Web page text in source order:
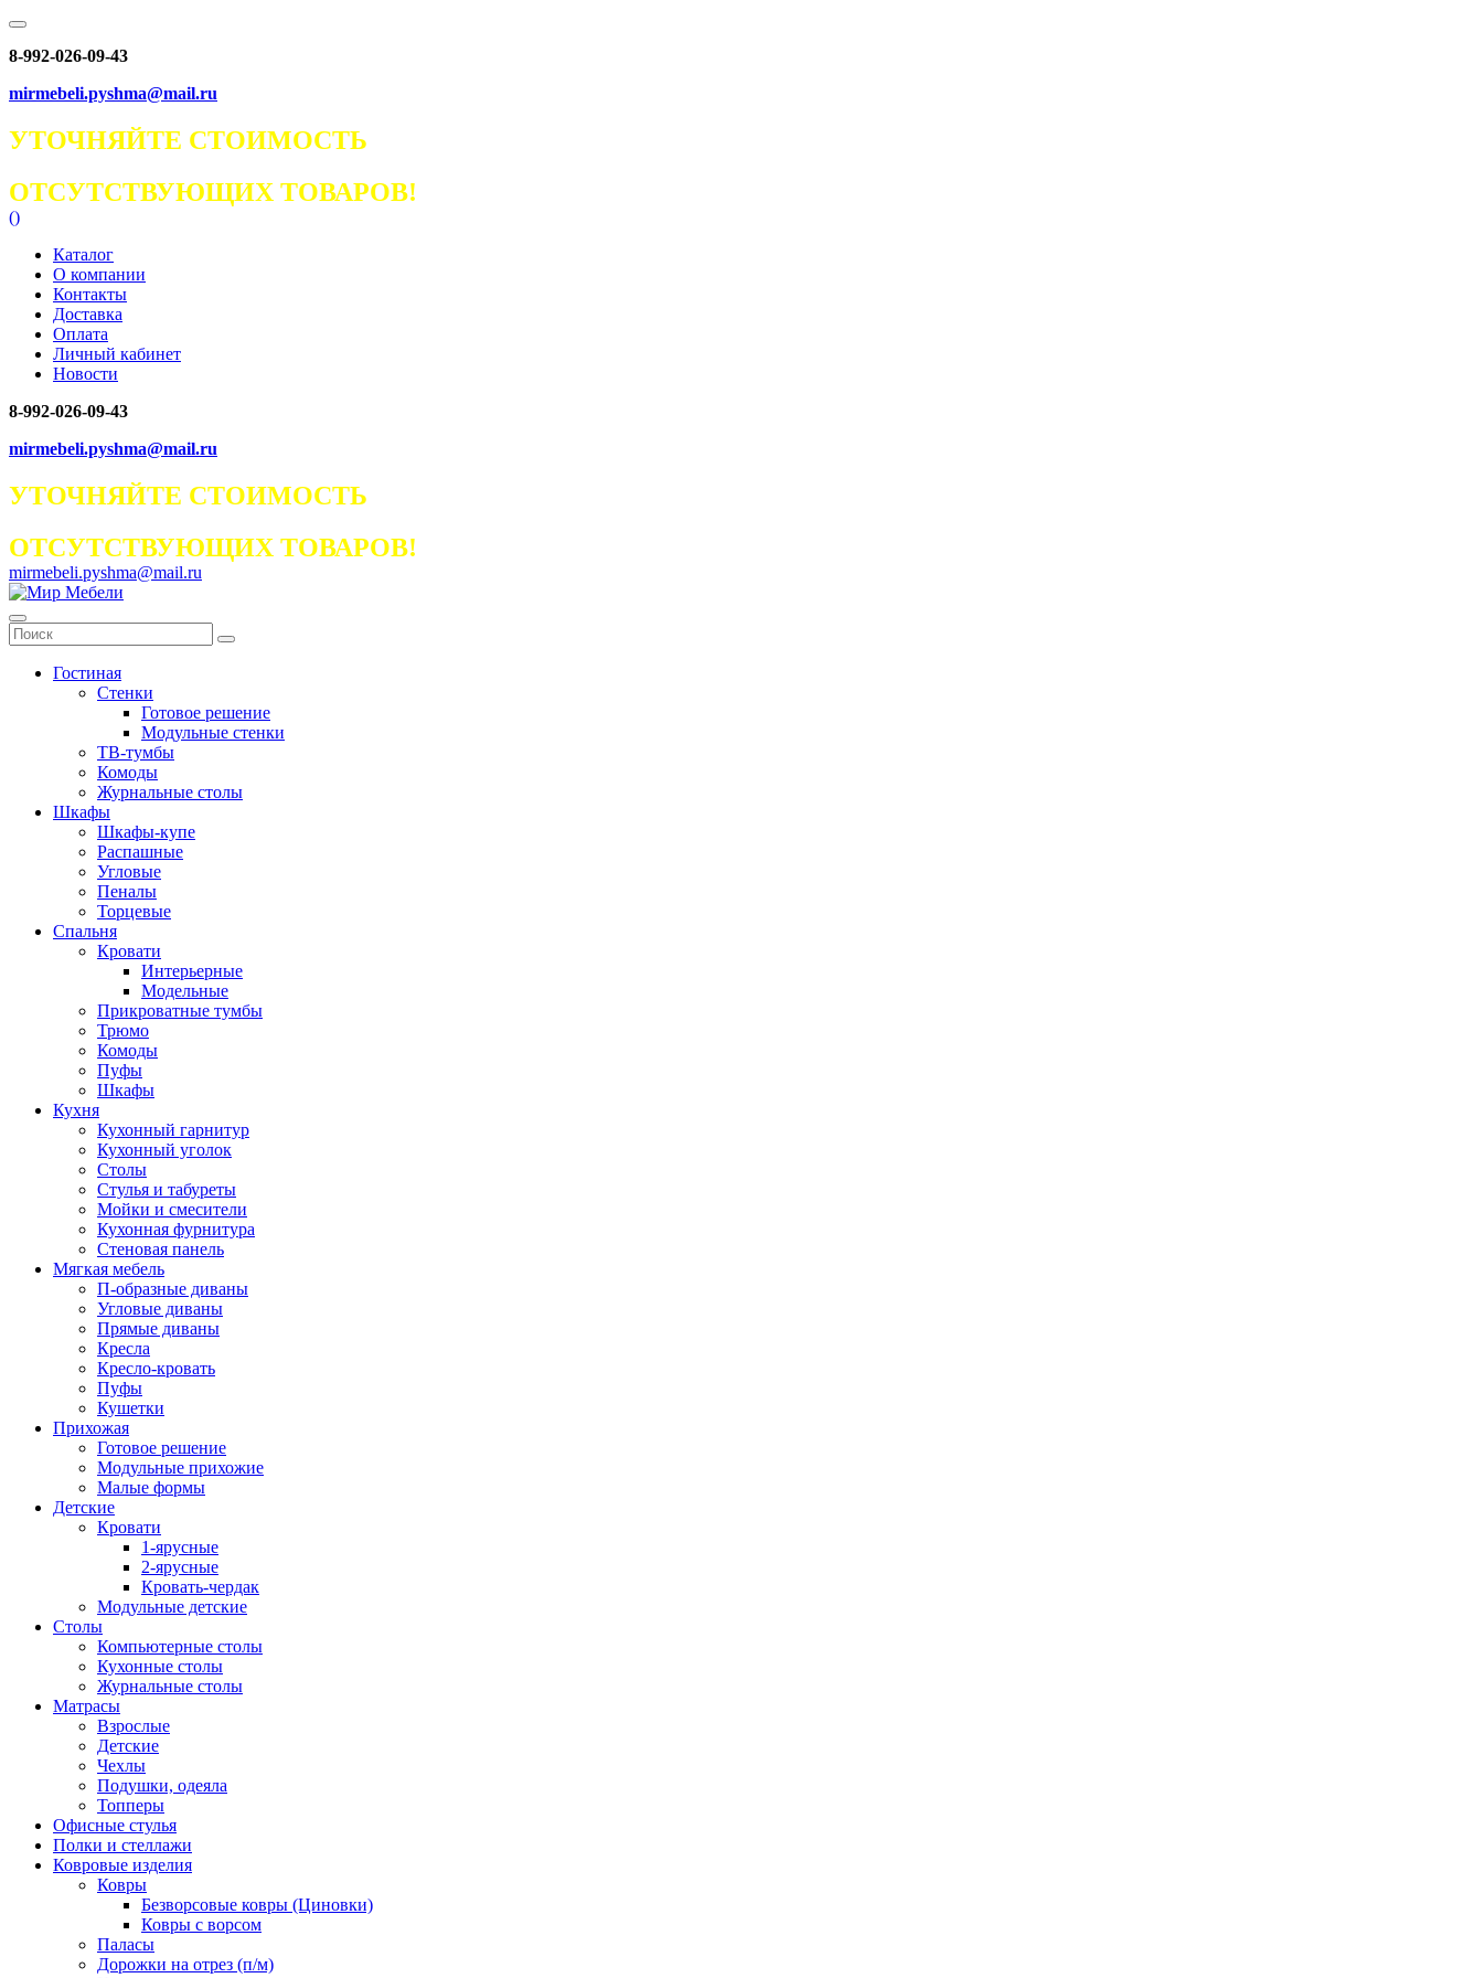
8-992-026-09-43
mirmebeli.pyshma@mail.ru
УТОЧНЯЙТЕ СТОИМОСТЬ
ОТСУТСТВУЮЩИХ ТОВАРОВ!
()
Каталог
О компании
Контакты
Доставка
Оплата
Личный кабинет
Новости
8-992-026-09-43
mirmebeli.pyshma@mail.ru
УТОЧНЯЙТЕ СТОИМОСТЬ
ОТСУТСТВУЮЩИХ ТОВАРОВ!
mirmebeli.pyshma@mail.ru
Гостиная
Стенки
Готовое решение
Модульные стенки
ТВ-тумбы
Комоды
Журнальные столы
Шкафы
Шкафы-купе
Распашные
Угловые
Пеналы
Торцевые
Спальня
Кровати
Интерьерные
Модельные
Прикроватные тумбы
Трюмо
Комоды
Пуфы
Шкафы
Кухня
Кухонный гарнитур
Кухонный уголок
Столы
Стулья и табуреты
Мойки и смесители
Кухонная фурнитура
Стеновая панель
Мягкая мебель
П-образные диваны
Угловые диваны
Прямые диваны
Кресла
Кресло-кровать
Пуфы
Кушетки
Прихожая
Готовое решение
Модульные прихожие
Малые формы
Детские
Кровати
1-ярусные
2-ярусные
Кровать-чердак
Модульные детские
Столы
Компьютерные столы
Кухонные столы
Журнальные столы
Матрасы
Взрослые
Детские
Чехлы
Подушки, одеяла
Топперы
Офисные стулья
Полки и стеллажи
Ковровые изделия
Ковры
Безворсовые ковры (Циновки)
Ковры с ворсом
Паласы
Дорожки на отрез (п/м)